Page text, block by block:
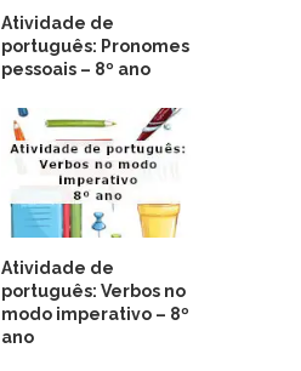
Atividade de
português: Pronomes
pessoais – 8º ano
Atividade de
português: Verbos no
modo imperativo – 8º
ano